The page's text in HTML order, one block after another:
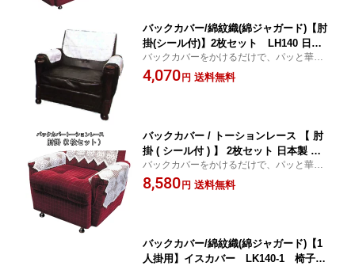
バックカバー/綿紋織(綿ジャガード)【肘
掛(シール付)】2枚セット LH140 日本
製
バックカバーをかけるだけで、パッと華や
か！高級ソファーに早変わり☆★☆
4,070 円 送料無料
バックカバー / トーションレース 【 肘
掛 ( シール付 ) 】 2枚セット 日本製 送
料無料 汚れ防止 高級 生地 綿 肘置きカ
バー ソファーカバー
バックカバーをかけるだけで、パッと華や
か！高級ソファーに早変わり☆★☆
8,580 円 送料無料
バックカバー/綿紋織(綿ジャガード)【1
人掛用】イスカバー LK140-1 椅子カ